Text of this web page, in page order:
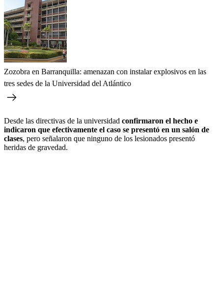
Zozobra en Barranquilla: amenazan con instalar explosivos en las
tres sedes de la Universidad del Atlántico
Desde las directivas de la universidad confirmaron el hecho e
indicaron que efectivamente el caso se presentó en un salón de
clases, pero señalaron que ninguno de los lesionados presentó
heridas de gravedad.